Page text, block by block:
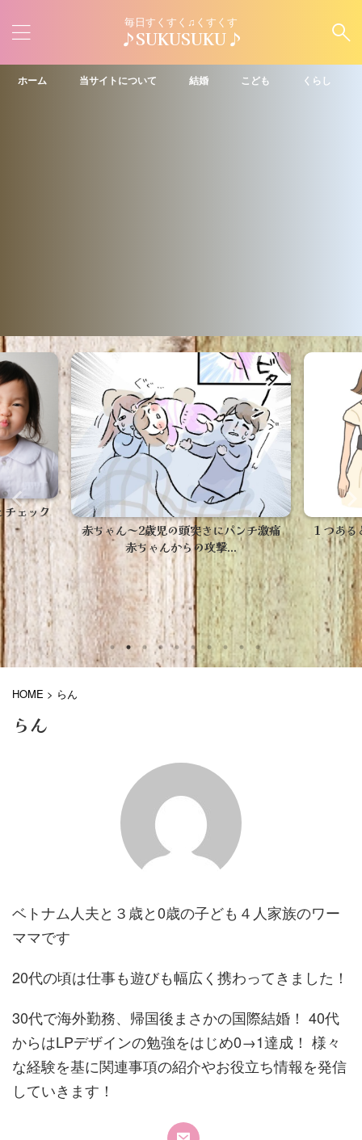
毎日すくすく♫くすくす
♪SUKUSUKU♪
ホーム 当サイトについて 結婚 こども くらし
チ激痛
１つあると便利！楽天人気の高いヒップ
シートだけを紹介！
【病
ト
HOME > らん
らん
ベトナム人夫と３歳と0歳の子ども４人家族のワー
ママです
20代の頃は仕事も遊びも幅広く携わってきました！
30代で海外勤務、帰国後まさかの国際結婚！ 40代
からはLPデザインの勉強をはじめ0→1達成！ 様々
な経験を基に関連事項の紹介やお役立ち情報を発信
していきます！